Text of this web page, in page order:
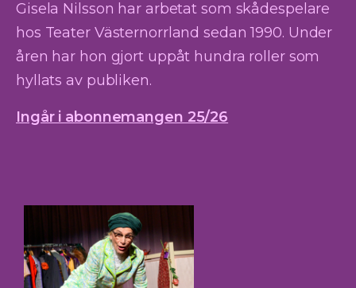
Gisela Nilsson har arbetat som skådespelare
hos Teater Västernorrland sedan 1990. Under
åren har hon gjort uppåt hundra roller som
hyllats av publiken.
Ingår i abonnemangen 25/26